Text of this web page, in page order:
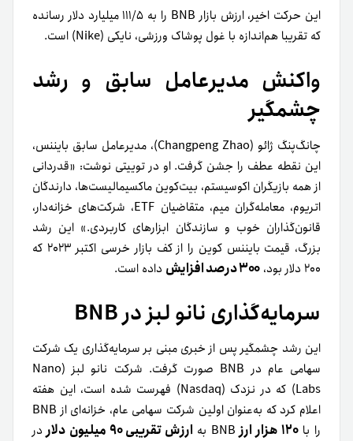
این حرکت اخیر، ارزش بازار BNB را به ۱۱۱/۵ میلیارد دلار رسانده
که تقریبا هم‌اندازه با غول پوشاک ورزشی، نایکی (Nike) است.
واکنش مدیرعامل سابق و رشد
چشمگیر
چانگ‌پنگ ژائو (Changpeng Zhao)، مدیرعامل سابق بایننس،
این نقطه عطف را جشن گرفت. او در توییتی نوشت: «قدردانی
از همه بازیگران اکوسیستم، بیت‌کوین ماکسیمالیست‌ها، دارندگان
اتریوم، معامله‌گران میم، متقاضیان ETF، شرکت‌های خزانه‌دار،
قانون‌گذاران خوب و سازندگان ابزارهای کاربردی.» این رشد
بزرگ، قیمت بایننس کوین را از کف بازار خرسی اکتبر ۲۰۲۳ که
۲۰۰ دلار بود،
۳۰۰ درصد افزایش داده است.
سرمایه‌گذاری نانو لبز در BNB
این رشد چشمگیر پس از خبری مبنی بر سرمایه‌گذاری یک شرکت
سهامی عام در BNB صورت گرفت. شرکت نانو لبز (Nano
Labs) که در نزدک (Nasdaq) فهرست شده است، این هفته
اعلام کرد که به‌عنوان اولین شرکت سهامی عام، خزانه‌ای از BNB
را با۱۲۰ هزار ارز BNB به ارزش تقریبی ۹۰ میلیون دلار
در